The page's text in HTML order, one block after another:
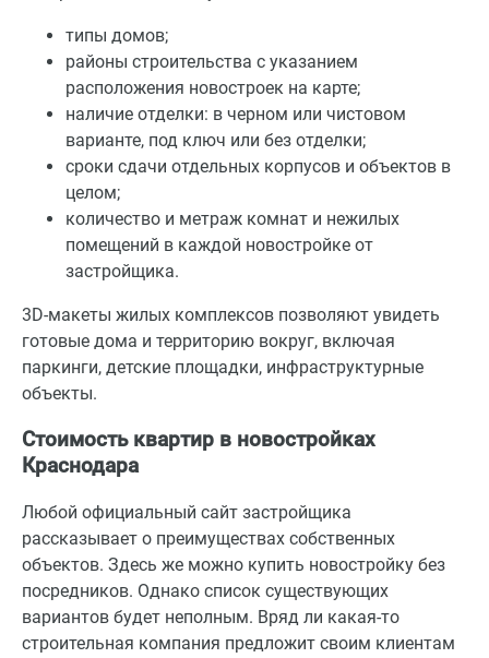
типы домов;
районы строительства с указанием
расположения новостроек на карте;
наличие отделки: в черном или чистовом
варианте, под ключ или без отделки;
сроки сдачи отдельных корпусов и объектов в
целом;
количество и метраж комнат и нежилых
помещений в каждой новостройке от
застройщика.
3D-макеты жилых комплексов позволяют увидеть
готовые дома и территорию вокруг, включая
паркинги, детские площадки, инфраструктурные
объекты.
Стоимость квартир в новостройках
Краснодара
Любой официальный сайт застройщика
рассказывает о преимуществах собственных
объектов. Здесь же можно купить новостройку без
посредников. Однако список существующих
вариантов будет неполным. Вряд ли какая-то
строительная компания предложит своим клиентам